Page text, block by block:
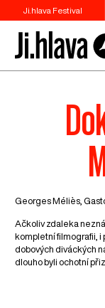
Ji.hlava Festival
Georges Méliès,
Ačkoliv zdaleka
kompletní filmografii, i
dobových diváckých
dlouho byli ochotní